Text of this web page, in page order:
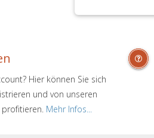
Hier können Sie sich
und von unseren
profitieren. Mehr Infos...